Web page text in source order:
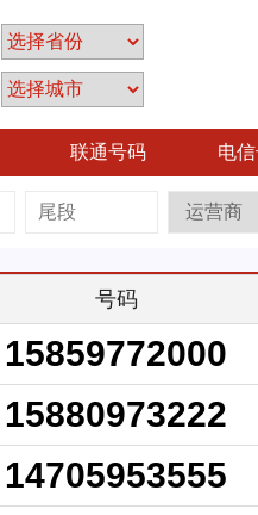
联通号码 电
号码
15859772000
15880973222
14705953555